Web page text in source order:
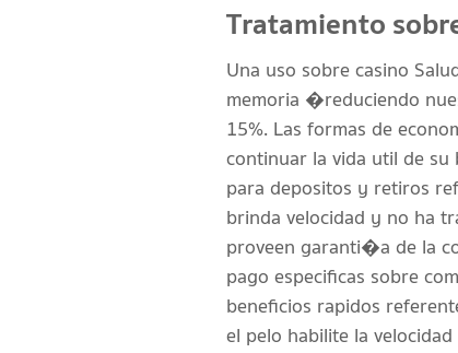
Tratamiento
Una uso sobre casino
memoria �reduciendo
15%. Las formas de
continuar la vida util de
para depositos y retiros
brinda velocidad y no ha
proveen garanti�a de la
pago especificas sobre
beneficios rapidos
el pelo habilite la